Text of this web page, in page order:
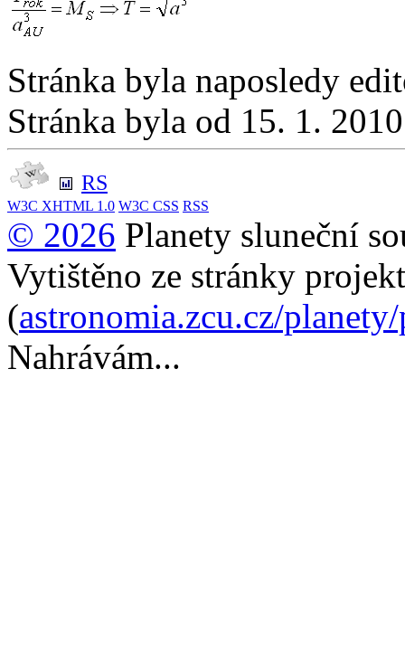
Stránka byla naposledy
Stránka byla od 15. 1.
RS
W3C XHTML 1.0 W3C CSS RSS
© 2026 Planety sluneční
Vytištěno ze stránky
(astronomia.zcu.cz/
Nahrávám...